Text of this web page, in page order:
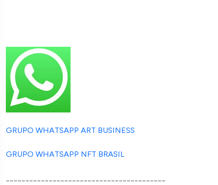
GRUPO WHATSAPP ART BUSINESS
GRUPO WHATSAPP NFT BRASIL